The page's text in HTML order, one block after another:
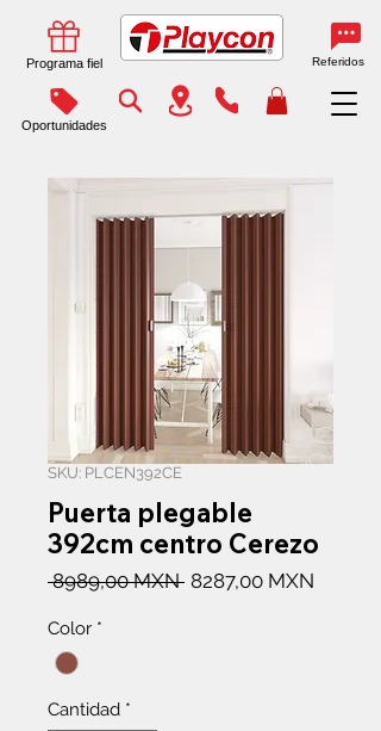
Programa fiel Referidos
Oportunidades
SKU: PLCEN392CE
Puerta plegable
392cm centro Cerezo
8989,00 MXN Precio
8287,00 MXN
Color *
Cantidad *